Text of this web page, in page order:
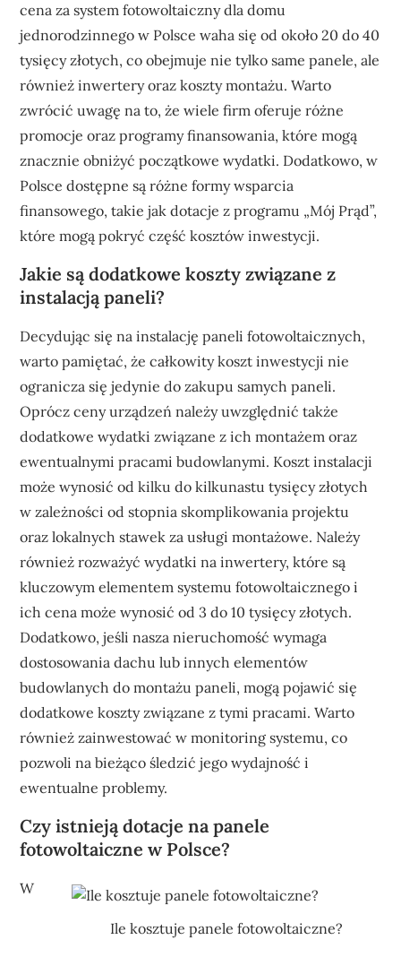
cena za system fotowoltaiczny dla domu
jednorodzinnego w Polsce waha się od około 20 do 40
tysięcy złotych, co obejmuje nie tylko same panele, ale
również inwertery oraz koszty montażu. Warto
zwrócić uwagę na to, że wiele firm oferuje różne
promocje oraz programy finansowania, które mogą
znacznie obniżyć początkowe wydatki. Dodatkowo, w
Polsce dostępne są różne formy wsparcia
finansowego, takie jak dotacje z programu „Mój Prąd”,
które mogą pokryć część kosztów inwestycji.
Jakie są dodatkowe koszty związane z
instalacją paneli?
Decydując się na instalację paneli fotowoltaicznych,
warto pamiętać, że całkowity koszt inwestycji nie
ogranicza się jedynie do zakupu samych paneli.
Oprócz ceny urządzeń należy uwzględnić także
dodatkowe wydatki związane z ich montażem oraz
ewentualnymi pracami budowlanymi. Koszt instalacji
może wynosić od kilku do kilkunastu tysięcy złotych
w zależności od stopnia skomplikowania projektu
oraz lokalnych stawek za usługi montażowe. Należy
również rozważyć wydatki na inwertery, które są
kluczowym elementem systemu fotowoltaicznego i
ich cena może wynosić od 3 do 10 tysięcy złotych.
Dodatkowo, jeśli nasza nieruchomość wymaga
dostosowania dachu lub innych elementów
budowlanych do montażu paneli, mogą pojawić się
dodatkowe koszty związane z tymi pracami. Warto
również zainwestować w monitoring systemu, co
pozwoli na bieżąco śledzić jego wydajność i
ewentualne problemy.
Czy istnieją dotacje na panele
fotowoltaiczne w Polsce?
Ile kosztuje panele fotowoltaiczne?
W